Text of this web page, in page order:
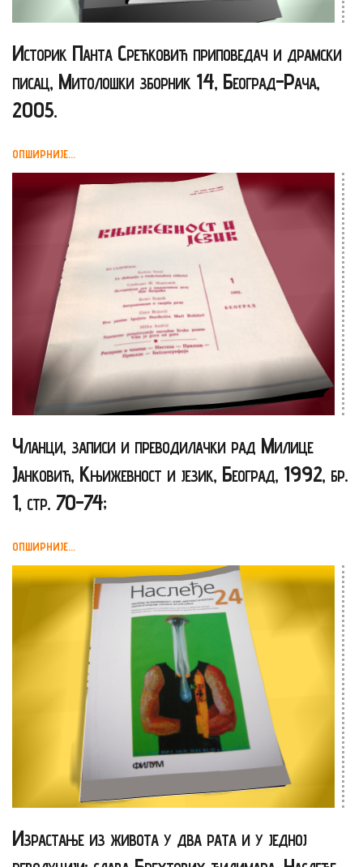
Историк Панта Срећковић приповедач и драмски
писац, Митолошки зборник 14, Београд-Рача,
2005.
ОПШИРНИЈЕ...
Чланци, записи и преводилачки рад Милице
Јанковић, Књижевност и језик, Београд, 1992, бр.
1, стр. 70-74;
ОПШИРНИЈЕ...
Израстање из живота у два рата и у једној